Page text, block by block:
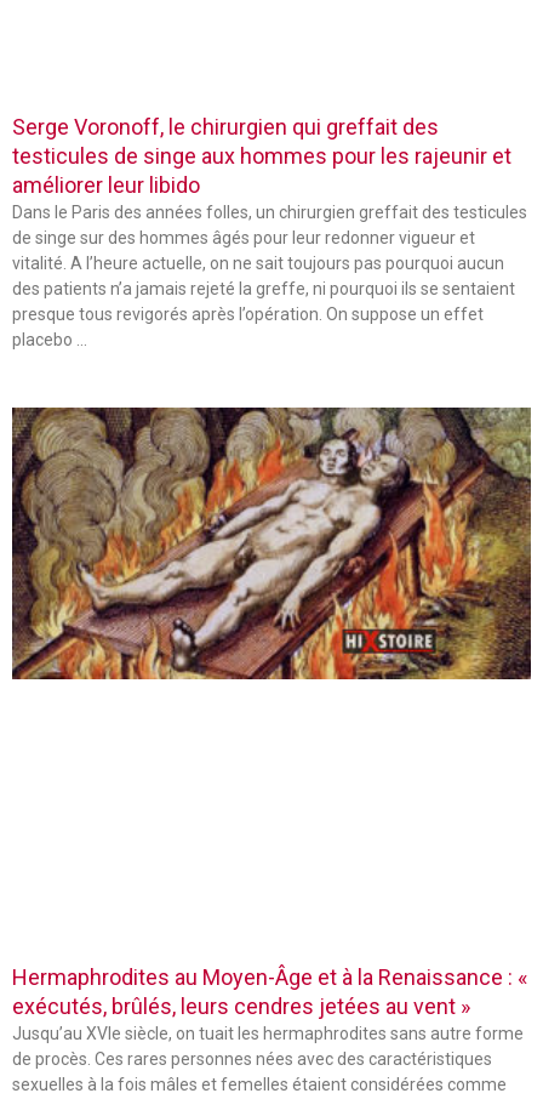
Serge Voronoff, le chirurgien qui greffait des
testicules de singe aux hommes pour les rajeunir et
améliorer leur libido
Dans le Paris des années folles, un chirurgien greffait des testicules
de singe sur des hommes âgés pour leur redonner vigueur et
vitalité. A l’heure actuelle, on ne sait toujours pas pourquoi aucun
des patients n’a jamais rejeté la greffe, ni pourquoi ils se sentaient
presque tous revigorés après l’opération. On suppose un effet
placebo …
Hermaphrodites au Moyen-Âge et à la Renaissance : «
exécutés, brûlés, leurs cendres jetées au vent »
Jusqu’au XVIe siècle, on tuait les hermaphrodites sans autre forme
de procès. Ces rares personnes nées avec des caractéristiques
sexuelles à la fois mâles et femelles étaient considérées comme